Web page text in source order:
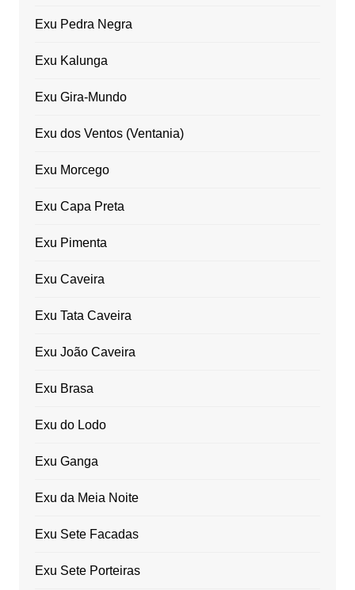
Exu Pedra Negra
Exu Kalunga
Exu Gira-Mundo
Exu dos Ventos (Ventania)
Exu Morcego
Exu Capa Preta
Exu Pimenta
Exu Caveira
Exu Tata Caveira
Exu João Caveira
Exu Brasa
Exu do Lodo
Exu Ganga
Exu da Meia Noite
Exu Sete Facadas
Exu Sete Porteiras